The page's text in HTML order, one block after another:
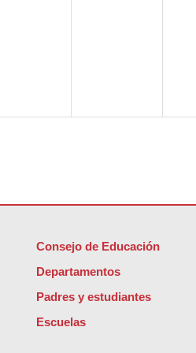
Consejo de Educación
Departamentos
Padres y estudiantes
Escuelas